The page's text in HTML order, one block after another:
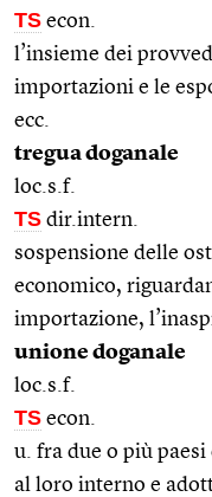
TS econ.
l’insieme dei
importazioni e le
ecc.
tregua doganale
loc.s.f.
TS dir.intern.
sospensione delle
economico,
importazione,
unione doganale
loc.s.f.
TS econ.
u. fra due o più
al loro interno e